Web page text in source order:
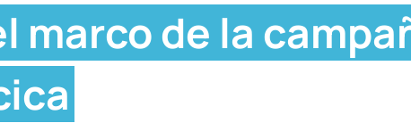
marco de la